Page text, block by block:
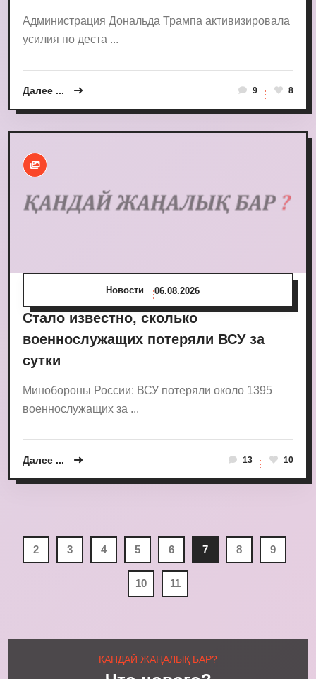
Администрация Дональда Трампа активизировала
усилия по деста ...
Далее ... 9 8
Новости 06.08.2026
Стало известно, сколько
военнослужащих потеряли ВСУ за
сутки
Минобороны России: ВСУ потеряли около 1395
военнослужащих за ...
Далее ... 13 10
2 3 4 5 6 7 8 9
10 11
ҚАНДАЙ ЖАҢАЛЫҚ БАР?